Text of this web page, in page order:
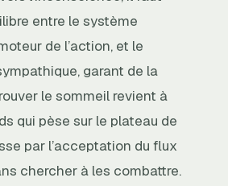
entre le système
de l’action, et le
garant de la
le sommeil revient à
qui pèse sur le plateau de
par l’acceptation du flux
chercher à les combattre.